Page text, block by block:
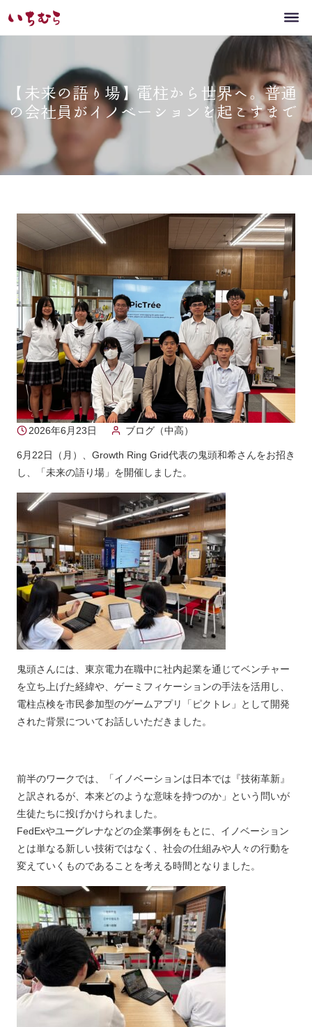
【未来の語り場】電柱から世界へ。普通
の会社員がイノベーションを起こすまで
2026年6月23日 ブログ（中高）
6月22日（月）、Growth Ring Grid代表の鬼頭和希さんをお招き
し、「未来の語り場」を開催しました。
鬼頭さんには、東京電力在職中に社内起業を通じてベンチャー
を立ち上げた経緯や、ゲーミフィケーションの手法を活用し、
電柱点検を市民参加型のゲームアプリ「ピクトレ」として開発
された背景についてお話しいただきました。
前半のワークでは、「イノベーションは日本では『技術革新』
と訳されるが、本来どのような意味を持つのか」という問いが
生徒たちに投げかけられました。
FedExやユーグレナなどの企業事例をもとに、イノベーション
とは単なる新しい技術ではなく、社会の仕組みや人々の行動を
変えていくものであることを考える時間となりました。